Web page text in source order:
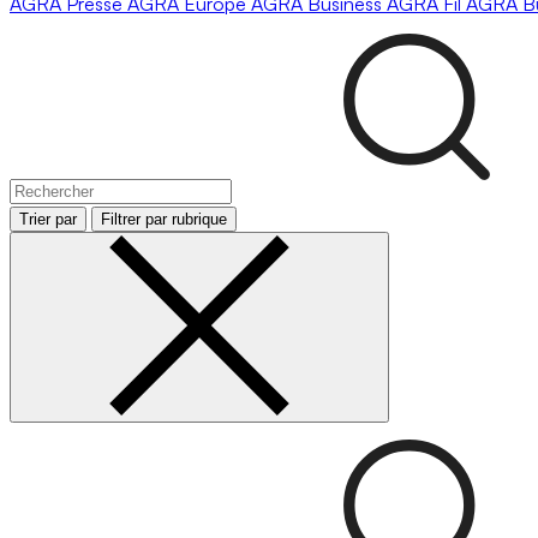
Trier par Filtrer par rubrique